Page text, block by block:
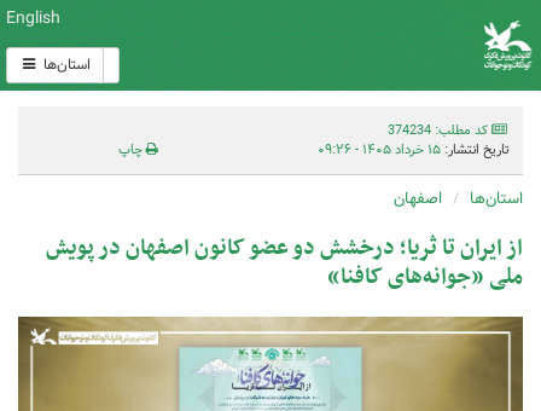
English
استان‌ها
کد مطلب: 374234
تاریخ انتشار: ۱۵ خرداد ۱۴۰۵ - ۰۹:۲۶ چاپ
استان‌ها اصفهان
از ایران تا ثریا؛ درخشش دو عضو کانون اصفهان در پویش
ملی «جوانه‌های کافنا»